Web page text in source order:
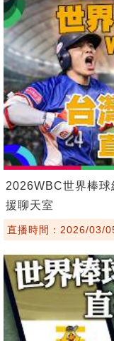
2026WBC世界棒
援聊天室
直播時間：2026/03/